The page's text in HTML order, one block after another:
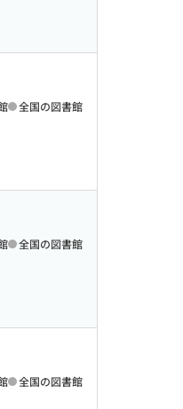
全国の図書館
全国の図書館
全国の図書館